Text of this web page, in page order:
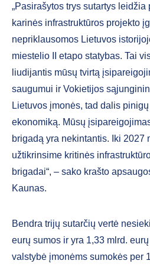
„Pasirašytos trys sutartys
karinės infrastruktūros projekto
nepriklausomos Lietuvos
miestelio II etapo statybas. Tai
liudijantis mūsų tvirtą
saugumui ir Vokietijos
Lietuvos įmonės, tad dalis
ekonomiką. Mūsų
brigadą yra nekintantis. Iki 2027
užtikrinsime kritinės
brigadai“, – sako krašto
Kaunas.
Bendra trijų sutarčių vertė
eurų sumos ir yra 1,33 mlrd.
valstybė įmonėms sumokės per